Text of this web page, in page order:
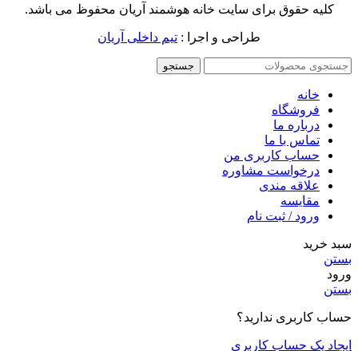
کلیه حقوق برای سایت خانه هوشمند آریان محفوظ می باشد.
طراحی و اجرا : تیم داخلی آریان
جستجو
خانه
فروشگاه
درباره ما
تماس با ما
حساب کاربری من
درخواست مشاوره
علاقه مندی
مقايسه
ورود / ثبت نام
سبد خرید
بستن
ورود
بستن
حساب کاربری ندارید؟
ایجاد یک حساب کاربری